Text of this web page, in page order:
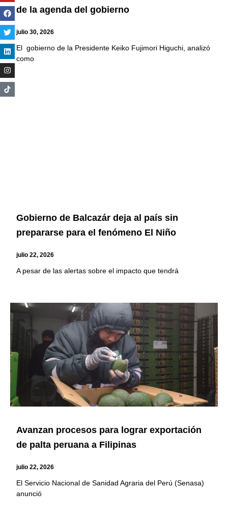
de la agenda del gobierno
julio 30, 2026
El gobierno de la Presidente Keiko Fujimori Higuchi, analizó
como
Gobierno de Balcazár deja al país sin
prepararse para el fenómeno El Niño
julio 22, 2026
A pesar de las alertas sobre el impacto que tendrá
Avanzan procesos para lograr exportación
de palta peruana a Filipinas
julio 22, 2026
El Servicio Nacional de Sanidad Agraria del Perú (Senasa)
anunció